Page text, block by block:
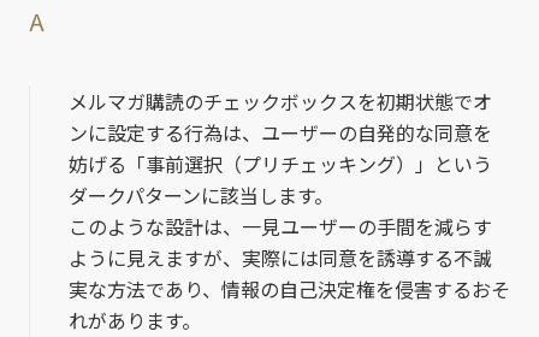
A
メルマガ購読のチェックボックスを初期状態でオ
ンに設定する行為は、ユーザーの自発的な同意を
妨げる「事前選択（プリチェッキング）」という
ダークパターンに該当します。
このような設計は、一見ユーザーの手間を減らす
ように見えますが、実際には同意を誘導する不誠
実な方法であり、情報の自己決定権を侵害するおそ
れがあります。